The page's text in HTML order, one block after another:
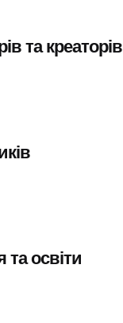
та креаторів
освіти